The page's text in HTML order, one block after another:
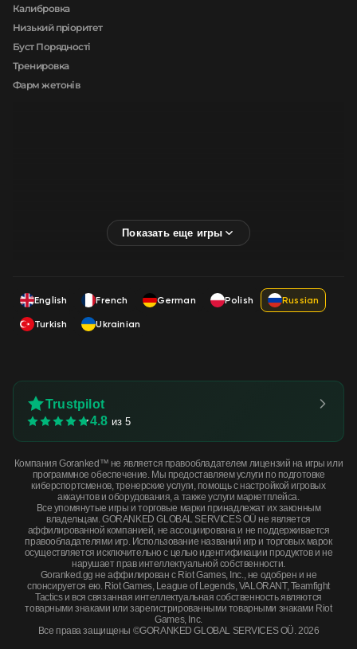
Калибровка
Низький пріоритет
Буст Порядності
Тренировка
Фарм жетонів
English French German Polish
Russian
Turkish
Ukrainian
Trustpilot
4.8 из 5
Компания Goranked™ не является правообладателем лицензий на игры или
программное обеспечение. Мы предоставляем услуги по подготовке
киберспортсменов, тренерские услуги, помощь с настройкой игровых
аккаунтов и оборудования, а также услуги маркетплейса.
Все упомянутые игры и торговые марки принадлежат их законным
владельцам. GORANKED GLOBAL SERVICES OÜ не является
аффилированной компанией, не ассоциирована и не поддерживается
правообладателями игр. Использование названий игр и торговых марок
осуществляется исключительно с целью идентификации продуктов и не
нарушает прав интеллектуальной собственности.
Goranked.gg не аффилирован с Riot Games, Inc., не одобрен и не
спонсируется ею. Riot Games, League of Legends, VALORANT, Teamfight
Tactics и вся связанная интеллектуальная собственность являются
товарными знаками или зарегистрированными товарными знаками Riot
Games, Inc.
Все права защищены ©GORANKED GLOBAL SERVICES OÜ. 2026